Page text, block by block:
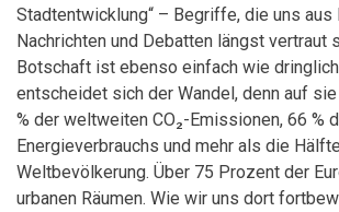
Stadtentwicklung“ – Begriffe, die uns aus
Nachrichten und Debatten längst vertraut
Botschaft ist ebenso einfach wie
entscheidet sich der Wandel, denn auf
% der weltweiten CO₂-Emissionen, 66 %
Energieverbrauchs und mehr als die
Weltbevölkerung. Über 75 Prozent der
urbanen Räumen. Wie wir uns dort